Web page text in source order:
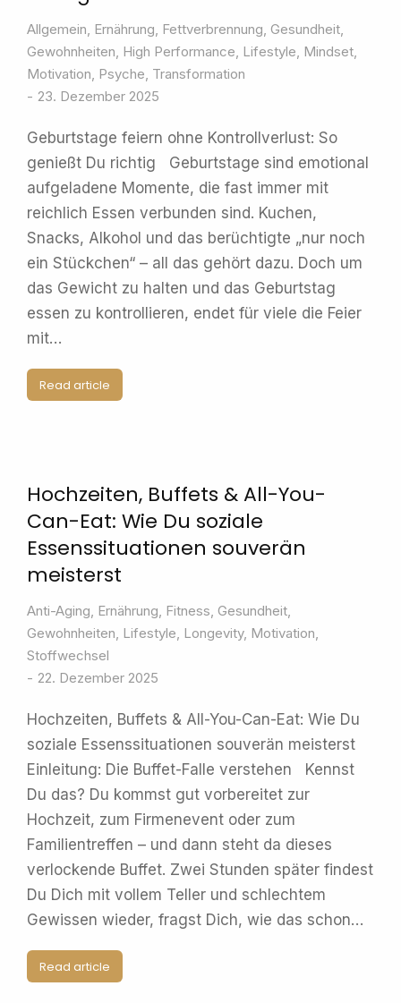
Allgemein, Ernährung, Fettverbrennung, Gesundheit,
Gewohnheiten, High Performance, Lifestyle, Mindset,
Motivation, Psyche, Transformation
23. Dezember 2025
Geburtstage feiern ohne Kontrollverlust: So
genießt Du richtig Geburtstage sind emotional
aufgeladene Momente, die fast immer mit
reichlich Essen verbunden sind. Kuchen,
Snacks, Alkohol und das berüchtigte „nur noch
ein Stückchen“ – all das gehört dazu. Doch um
das Gewicht zu halten und das Geburtstag
essen zu kontrollieren, endet für viele die Feier
mit…
Read article
Hochzeiten, Buffets & All-You-
Can-Eat: Wie Du soziale
Essenssituationen souverän
meisterst
Anti-Aging, Ernährung, Fitness, Gesundheit,
Gewohnheiten, Lifestyle, Longevity, Motivation,
Stoffwechsel
22. Dezember 2025
Hochzeiten, Buffets & All-You-Can-Eat: Wie Du
soziale Essenssituationen souverän meisterst
Einleitung: Die Buffet-Falle verstehen Kennst
Du das? Du kommst gut vorbereitet zur
Hochzeit, zum Firmenevent oder zum
Familientreffen – und dann steht da dieses
verlockende Buffet. Zwei Stunden später findest
Du Dich mit vollem Teller und schlechtem
Gewissen wieder, fragst Dich, wie das schon…
Read article